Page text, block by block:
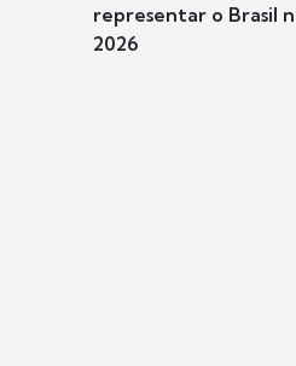
representar o Brasil
2026